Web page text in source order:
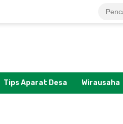
Tips Aparat Desa Wirausaha